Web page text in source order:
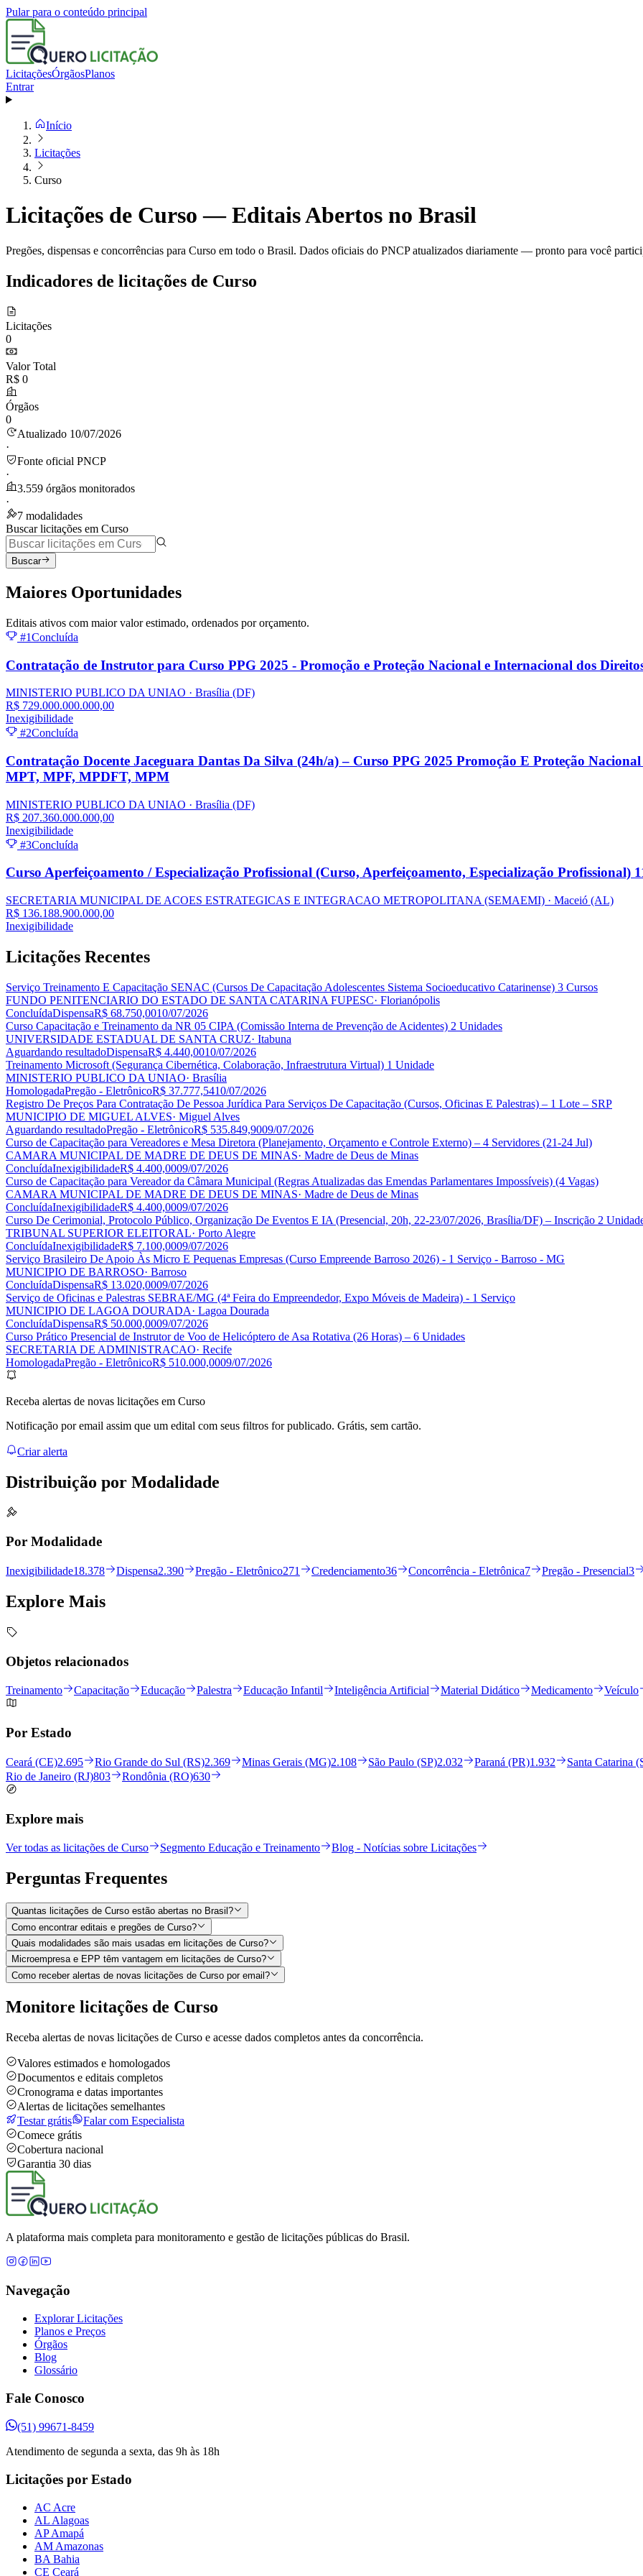
Pular para o conteúdo principal
LicitaçõesÓrgãosPlanos
Entrar
Início
Licitações
Curso
Licitações de Curso — Editais Abertos no Brasil
Pregões, dispensas e concorrências para Curso em todo o Brasil. Dados oficiais do PNCP atualizados diariamente — pronto para você
Indicadores de licitações de Curso
Licitações
0
Valor Total
R$ 0
Órgãos
0
Atualizado 10/07/2026
·
Fonte oficial PNCP
·
3.559 órgãos monitorados
·
7 modalidades
Buscar licitações em Curso
Buscar
Maiores Oportunidades
Editais ativos com maior valor estimado, ordenados por orçamento.
#1Concluída
Contratação de Instrutor para Curso PPG 2025 - Promoção e Proteção Nacional e Internacional dos
MINISTERIO PUBLICO DA UNIAO · Brasília (DF)
R$ 729.000.000.000,00
Inexigibilidade
#2Concluída
Contratação Docente Jaceguara Dantas Da Silva (24h/a) – Curso PPG 2025 Promoção E Proteção
MPT, MPF, MPDFT, MPM
MINISTERIO PUBLICO DA UNIAO · Brasília (DF)
R$ 207.360.000.000,00
Inexigibilidade
#3Concluída
Curso Aperfeiçoamento / Especialização Profissional (Curso, Aperfeiçoamento, Especialização Profissional)
SECRETARIA MUNICIPAL DE ACOES ESTRATEGICAS E INTEGRACAO METROPOLITANA (SEMAEMI) · Maceió (AL)
R$ 136.188.900.000,00
Inexigibilidade
Licitações Recentes
Serviço Treinamento E Capacitação SENAC (Cursos De Capacitação Adolescentes Sistema Socioeducativo Catarinense) 3 Cursos
FUNDO PENITENCIARIO DO ESTADO DE SANTA CATARINA FUPESC· Florianópolis
ConcluídaDispensaR$ 68.750,0010/07/2026
Curso Capacitação e Treinamento da NR 05 CIPA (Comissão Interna de Prevenção de Acidentes) 2 Unidades
UNIVERSIDADE ESTADUAL DE SANTA CRUZ· Itabuna
Aguardando resultadoDispensaR$ 4.440,0010/07/2026
Treinamento Microsoft (Segurança Cibernética, Colaboração, Infraestrutura Virtual) 1 Unidade
MINISTERIO PUBLICO DA UNIAO· Brasília
HomologadaPregão - EletrônicoR$ 37.777,5410/07/2026
Registro De Preços Para Contratação De Pessoa Jurídica Para Serviços De Capacitação (Cursos, Oficinas E Palestras) – 1 Lote – SRP
MUNICIPIO DE MIGUEL ALVES· Miguel Alves
Aguardando resultadoPregão - EletrônicoR$ 535.849,9009/07/2026
Curso de Capacitação para Vereadores e Mesa Diretora (Planejamento, Orçamento e Controle Externo) – 4 Servidores (21-24 Jul)
CAMARA MUNICIPAL DE MADRE DE DEUS DE MINAS· Madre de Deus de Minas
ConcluídaInexigibilidadeR$ 4.400,0009/07/2026
Curso de Capacitação para Vereador da Câmara Municipal (Regras Atualizadas das Emendas Parlamentares Impossíveis) (4 Vagas)
CAMARA MUNICIPAL DE MADRE DE DEUS DE MINAS· Madre de Deus de Minas
ConcluídaInexigibilidadeR$ 4.400,0009/07/2026
Curso De Cerimonial, Protocolo Público, Organização De Eventos E IA (Presencial, 20h, 22-23/07/2026, Brasília/DF) – Inscrição 2
TRIBUNAL SUPERIOR ELEITORAL· Porto Alegre
ConcluídaInexigibilidadeR$ 7.100,0009/07/2026
Serviço Brasileiro De Apoio Às Micro E Pequenas Empresas (Curso Empreende Barroso 2026) - 1 Serviço - Barroso - MG
MUNICIPIO DE BARROSO· Barroso
ConcluídaDispensaR$ 13.020,0009/07/2026
Serviço de Oficinas e Palestras SEBRAE/MG (4ª Feira do Empreendedor, Expo Móveis de Madeira) - 1 Serviço
MUNICIPIO DE LAGOA DOURADA· Lagoa Dourada
ConcluídaDispensaR$ 50.000,0009/07/2026
Curso Prático Presencial de Instrutor de Voo de Helicóptero de Asa Rotativa (26 Horas) – 6 Unidades
SECRETARIA DE ADMINISTRACAO· Recife
HomologadaPregão - EletrônicoR$ 510.000,0009/07/2026
Receba alertas de novas licitações em Curso
Notificação por email assim que um edital com seus filtros for publicado. Grátis, sem cartão.
Criar alerta
Distribuição por Modalidade
Por Modalidade
Inexigibilidade18.378 Dispensa2.390 Pregão - Eletrônico271 Credenciamento36 Concorrência - Eletrônica7 Pregão - Presencial3
Explore Mais
Objetos relacionados
Treinamento Capacitação Educação Palestra Educação Infantil Inteligência Artificial Material Didático Medicamento Veículo
Por Estado
Ceará (CE)2.695 Rio Grande do Sul (RS)2.369 Minas Gerais (MG)2.108 São Paulo (SP)2.032 Paraná (PR)1.932
Santa Catarina
Rio de Janeiro (RJ)803 Rondônia (RO)630
Explore mais
Ver todas as licitações de Curso Segmento Educação e Treinamento Blog - Notícias sobre Licitações
Perguntas Frequentes
Quantas licitações de Curso estão abertas no Brasil?
Como encontrar editais e pregões de Curso?
Quais modalidades são mais usadas em licitações de Curso?
Microempresa e EPP têm vantagem em licitações de Curso?
Como receber alertas de novas licitações de Curso por email?
Monitore licitações de Curso
Receba alertas de novas licitações de Curso e acesse dados completos antes da concorrência.
Valores estimados e homologados
Documentos e editais completos
Cronograma e datas importantes
Alertas de licitações semelhantes
Testar grátis
Falar com Especialista
Comece grátis
Cobertura nacional
Garantia 30 dias
A plataforma mais completa para monitoramento e gestão de licitações públicas do Brasil.
Navegação
Explorar Licitações
Planos e Preços
Órgãos
Blog
Glossário
Fale Conosco
(51) 99671-8459
Atendimento de segunda a sexta, das 9h às 18h
Licitações por Estado
AC Acre
AL Alagoas
AP Amapá
AM Amazonas
BA Bahia
CE Ceará